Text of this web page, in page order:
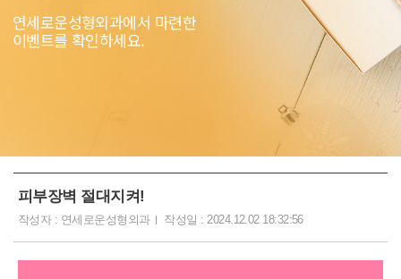
연세로운성형외과에서 마련한
이벤트를 확인하세요.
피부장벽 절대지켜!
작성자 : 연세로운성형외과 작성일 : 2024.12.02 18:32:56